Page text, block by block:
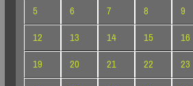
5
6 7 8 9
12
13 14 15 16
19
20 21 22 23